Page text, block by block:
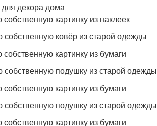
декора дома
картинку из наклеек
ковёр из старой одежды
картинку из бумаги
собственную подушку из старой одежды
картинку из бумаги
собственную подушку из старой одежды
картинку из бумаги